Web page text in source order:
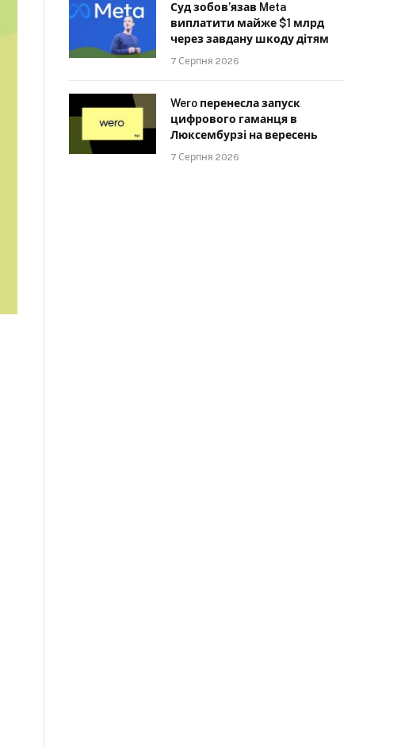
Суд зобов’язав Meta
виплатити майже $1 млрд
через завдану шкоду дітям
7 Серпня 2026
Wero перенесла запуск
цифрового гаманця в
Люксембурзі на вересень
7 Серпня 2026